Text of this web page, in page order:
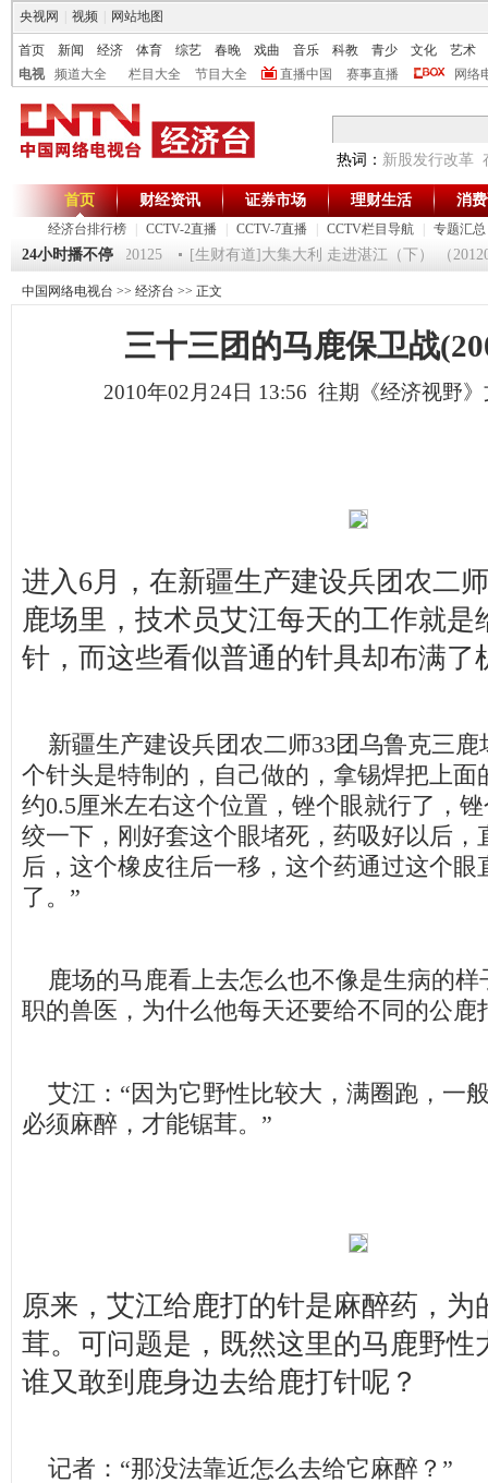
央视网 视频 网站地图
首页 新闻 经济 体育 综艺 春晚 戏曲 音乐 科教 青少 文化
艺术
电视
频道大全 栏目大全 节目大全 直播中国 赛事直播 网络
热词： 新股发行改革
首页
经济台排行榜 CCTV-2直播 CCTV-7直播 CCTV栏目导航 专题汇总
财经资讯 证券市场 理财生活 消
24小时播不停
时间》 20120125 [生财有道]大集大利 走进湛江（下） （20120124
中国网络电视台 >> 经济台 >> 正文
三十三团的马鹿保卫战
2010年02月24日 13:56 往期《经济视野
进入6月，在新疆生产建设兵团农二
鹿场里，技术员艾江每天的工作就是
针，而这些看似普通的针具却布满了
新疆生产建设兵团农二师33团乌鲁克三鹿
个针头是特制的，自己做的，拿锡焊把上面
约0.5厘米左右这个位置，锉个眼就行了，
绞一下，刚好套这个眼堵死，药吸好以后，
后，这个橡皮往后一移，这个药通过这个眼
了。”
鹿场的马鹿看上去怎么也不像是生病的样
职的兽医，为什么他每天还要给不同的公鹿
艾江：“因为它野性比较大，满圈跑，一
必须麻醉，才能锯茸。”
原来，艾江给鹿打的针是麻醉药，为
茸。可问题是，既然这里的马鹿野性
谁又敢到鹿身边去给鹿打针呢？
记者：“那没法靠近怎么去给它麻醉？”